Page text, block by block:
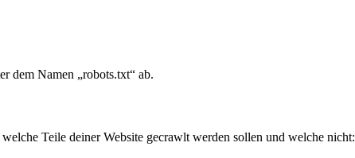
dem Namen „robots.txt“ ab.
Teile deiner Website gecrawlt werden sollen und welche nicht: